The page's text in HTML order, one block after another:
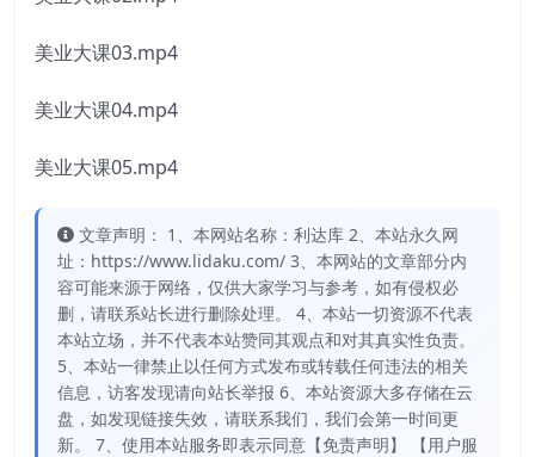
美业大课03.mp4
美业大课04.mp4
美业大课05.mp4
文章声明： 1、本网站名称：利达库 2、本站永久网
址：https://www.lidaku.com/ 3、本网站的文章部分内
容可能来源于网络，仅供大家学习与参考，如有侵权必
删，请联系站长进行删除处理。 4、本站一切资源不代表
本站立场，并不代表本站赞同其观点和对其真实性负责。
5、本站一律禁止以任何方式发布或转载任何违法的相关
信息，访客发现请向站长举报 6、本站资源大多存储在云
盘，如发现链接失效，请联系我们，我们会第一时间更
新。 7、使用本站服务即表示同意【免责声明】 【用户服